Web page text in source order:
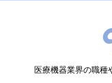
医療機器業界の職種